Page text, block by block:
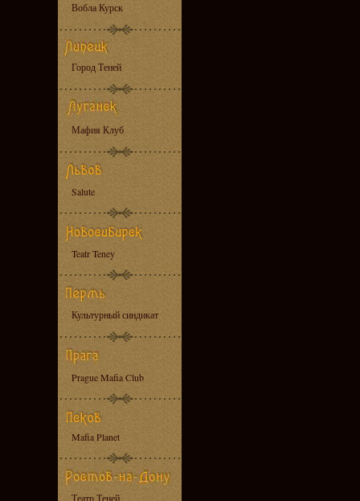
Вобла Курск
Город Теней
Мафия Клуб
Salute
Teatr Teney
Культурный синдикат
Prague Mafia Club
Mafia Planet
Театр Теней